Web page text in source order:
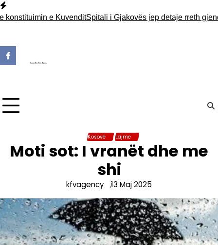
Skip
to
e KuvenditSpitali i Gjakovës jep detaje rreth
Kosovë Lajme
Moti sot: I vranët dhe me
shi
kfvagency 13 Maj 2025